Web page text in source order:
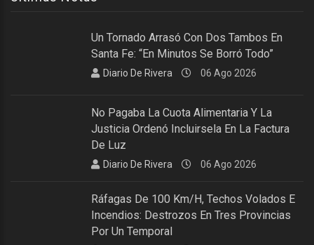
Un Tornado Arrasó Con Dos Tambos En
Santa Fe: “En Minutos Se Borró Todo”
Diario De Rivera 06 Ago 2026
No Pagaba La Cuota Alimentaria Y La
Justicia Ordenó Incluirsela En La Factura
De Luz
Diario De Rivera 06 Ago 2026
Ráfagas De 100 Km/h, Techos Volados E
Incendios: Destrozos En Tres Provincias
Por Un Temporal